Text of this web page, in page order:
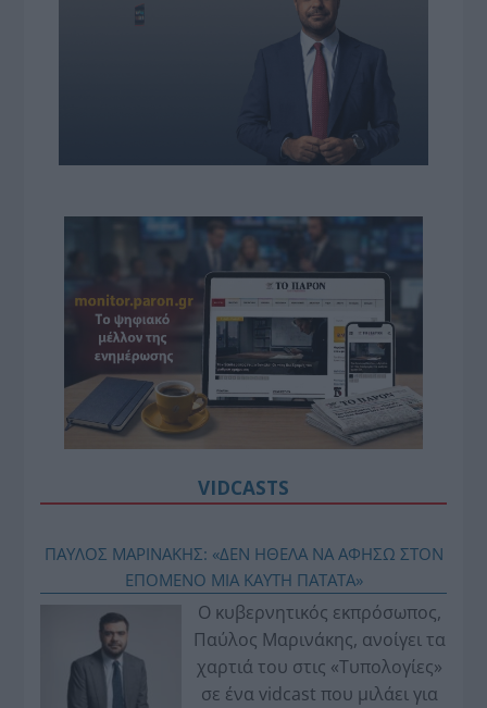
VIDCASTS
ΠΑΥΛΟΣ ΜΑΡΙΝΑΚΗΣ: «ΔΕΝ ΗΘΕΛΑ ΝΑ ΑΦΗΣΩ ΣΤΟΝ
ΕΠΟΜΕΝΟ ΜΙΑ ΚΑΥΤΗ ΠΑΤΑΤΑ»
Ο κυβερνητικός εκπρόσωπος,
Παύλος Μαρινάκης, ανοίγει τα
χαρτιά του στις «Τυπολογίες»
σε ένα vidcast που μιλάει για